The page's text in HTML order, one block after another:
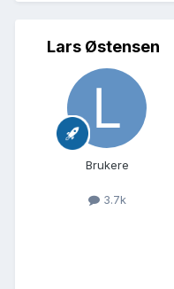
Lars Østensen
Brukere
3.7k